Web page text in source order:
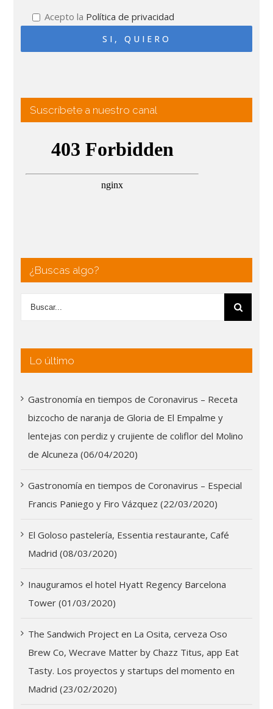
Acepto la Política de privacidad
Suscríbete a nuestro canal
¿Buscas algo?
Lo último
Gastronomía en tiempos de Coronavirus – Receta
bizcocho de naranja de Gloria de El Empalme y
lentejas con perdiz y crujiente de coliflor del Molino
de Alcuneza (06/04/2020)
Gastronomía en tiempos de Coronavirus – Especial
Francis Paniego y Firo Vázquez (22/03/2020)
El Goloso pastelería, Essentia restaurante, Café
Madrid (08/03/2020)
Inauguramos el hotel Hyatt Regency Barcelona
Tower (01/03/2020)
The Sandwich Project en La Osita, cerveza Oso
Brew Co, Wecrave Matter by Chazz Titus, app Eat
Tasty. Los proyectos y startups del momento en
Madrid (23/02/2020)